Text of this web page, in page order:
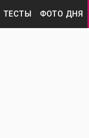
ТЕСТЫ ФОТО ДНЯ